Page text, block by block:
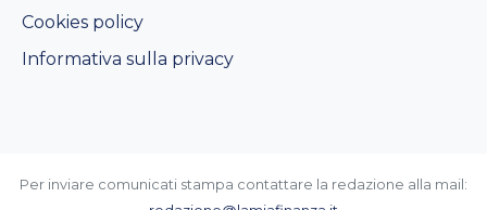
Cookies policy
Informativa sulla privacy
Per inviare comunicati stampa contattare la redazione alla mail: